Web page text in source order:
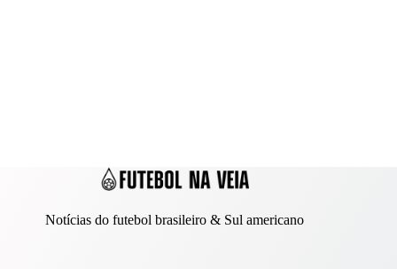
Notícias do futebol brasileiro & Sul americano